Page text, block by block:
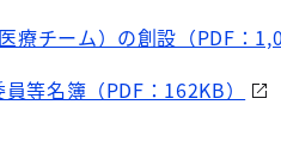
療チーム）の創設（PDF：
等名簿（PDF：162KB）